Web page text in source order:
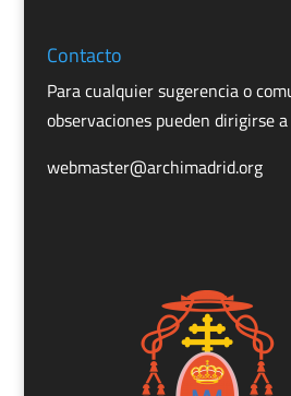
Contacto
Para cualquier sugerencia o
observaciones pueden dirigirse
webmaster@archimadrid.org